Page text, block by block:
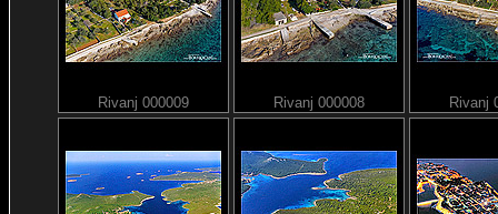
Rivanj 000009 Rivanj 000008 Rivanj